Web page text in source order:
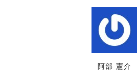
阿部 憲介